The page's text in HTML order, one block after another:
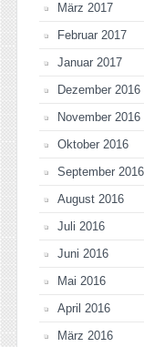
März 2017
Februar 2017
Januar 2017
Dezember 2016
November 2016
Oktober 2016
September 2016
August 2016
Juli 2016
Juni 2016
Mai 2016
April 2016
März 2016